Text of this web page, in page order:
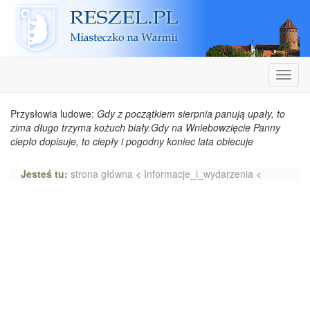
Reszel
Przysłowia ludowe: Gdy z początkiem sierpnia panują upały, to
zima długo trzyma kożuch biały.Gdy na Wniebowzięcie Panny
ciepło dopisuje, to ciepły i pogodny koniec lata obiecuje
Jesteś tu: strona główna < Informacje_i_wydarzenia <